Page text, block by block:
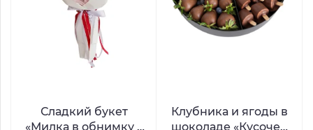
Сладкий букет
«Милка в обнимку с
Клубника и ягоды в
шоколаде «Кусочек